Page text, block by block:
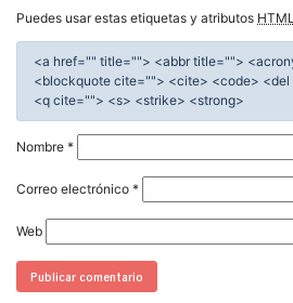
Puedes usar estas etiquetas y atributos HTML
<a href="" title=""> <abbr title="">
<blockquote cite=""> <cite> <code>
<q cite=""> <s> <strike> <strong>
Nombre *
Correo electrónico *
Web